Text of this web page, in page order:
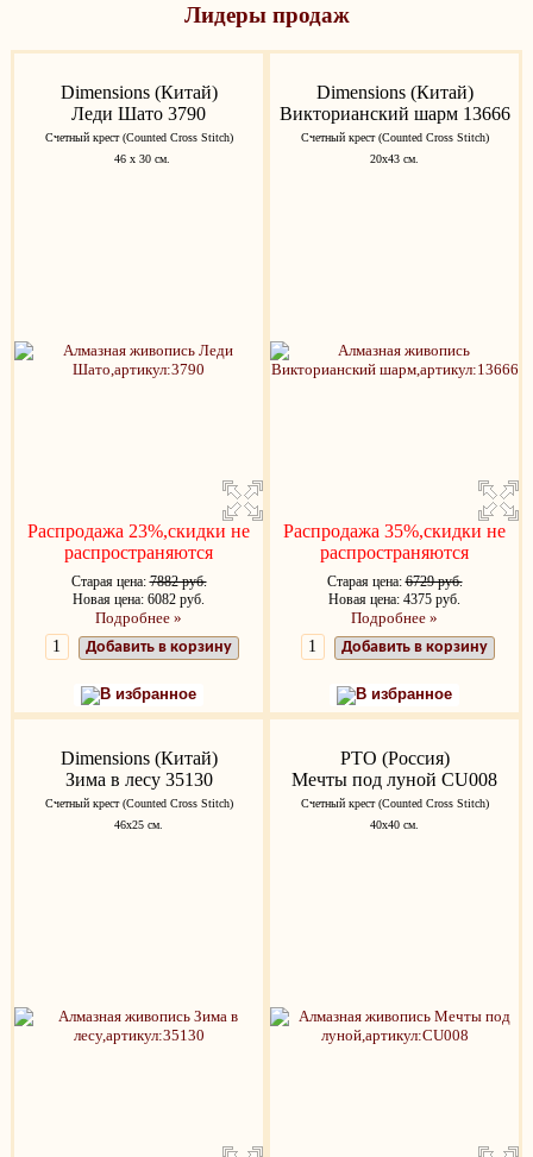
Лидеры продаж
Dimensions (Китай)
Леди Шато 3790
Счетный крест (Counted Cross Stitch)
46 х 30 см.
Распродажа 23%,скидки не
распространяются
Старая цена:7882 руб.
Новая цена: 6082 руб.
Подробнее »
Добавить в корзину
В избранное
Dimensions (Китай)
Викторианский шарм 13666
Счетный крест (Counted Cross Stitch)
20х43 см.
Распродажа 35%,скидки не
распространяются
Старая цена:6729 руб.
Новая цена: 4375 руб.
Подробнее »
Добавить в корзину
В избранное
Dimensions (Китай)
Зима в лесу 35130
Счетный крест (Counted Cross Stitch)
46x25 см.
РТО (Россия)
Мечты под луной CU008
Счетный крест (Counted Cross Stitch)
40х40 см.